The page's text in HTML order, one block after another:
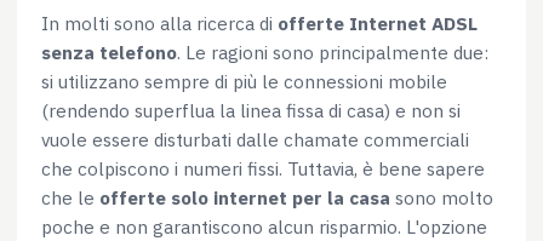
In molti sono alla ricerca di offerte Internet ADSL
senza telefono. Le ragioni sono principalmente due:
si utilizzano sempre di più le connessioni mobile
(rendendo superflua la linea fissa di casa) e non si
vuole essere disturbati dalle chamate commerciali
che colpiscono i numeri fissi. Tuttavia, è bene sapere
che le offerte solo internet per la casa sono molto
poche e non garantiscono alcun risparmio. L'opzione